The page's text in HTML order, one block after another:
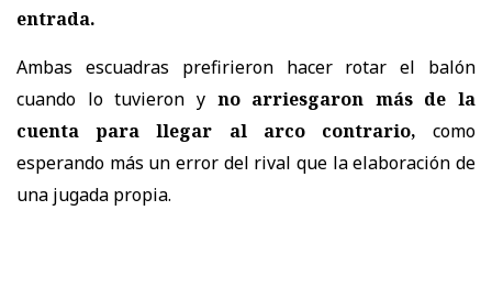
entrada.
Ambas escuadras prefirieron hacer rotar el balón
cuando lo tuvieron y no arriesgaron más de la
cuenta para llegar al arco contrario, como
esperando más un error del rival que la elaboración de
una jugada propia.